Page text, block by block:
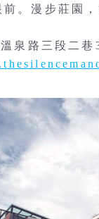
。漫步莊園
泉路三段二巷